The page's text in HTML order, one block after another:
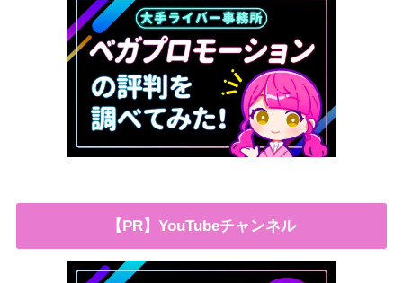
【PR】YouTubeチャンネル